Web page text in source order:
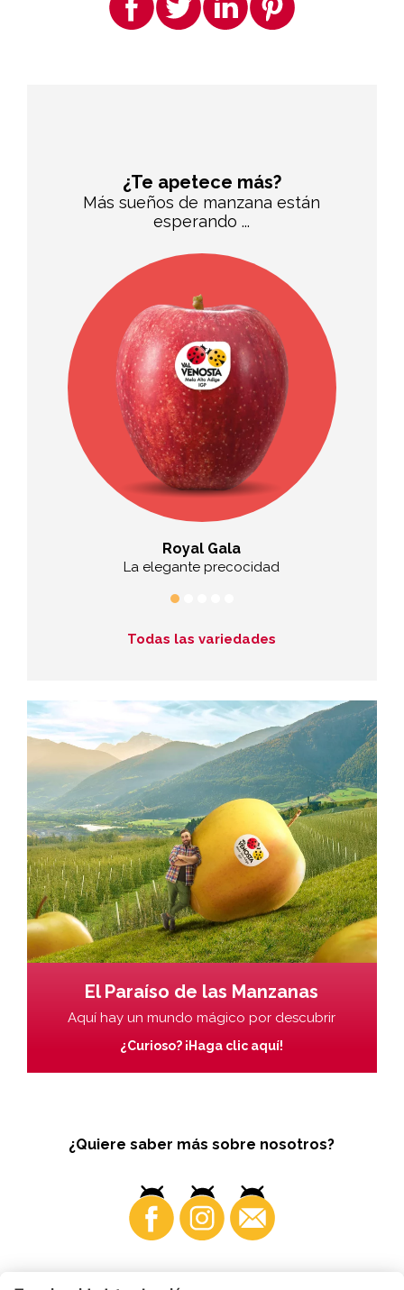
¿Te apetece más?
Más sueños de manzana están
esperando ...
Royal Gala
La elegante precocidad
Todas las variedades
El Paraíso de las Manzanas
Aquí hay un mundo mágico por descubrir
¿Curioso? ¡Haga clic aquí!
¿Quiere saber más sobre nosotros?